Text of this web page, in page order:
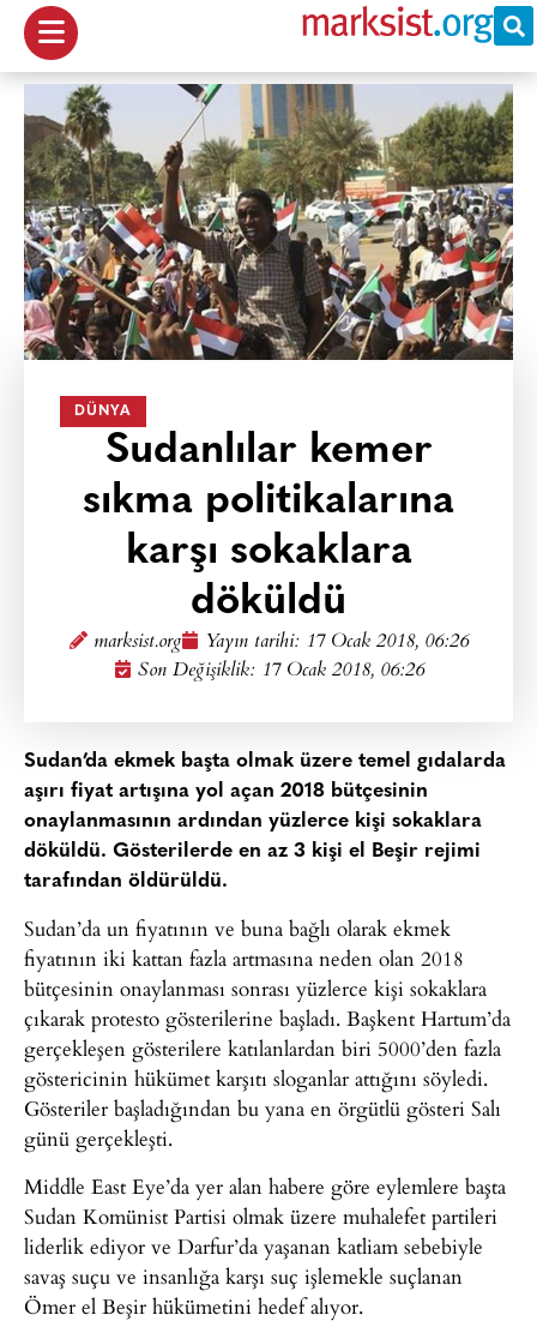
DÜNYA
Sudanlılar kemer
sıkma politikalarına
karşı sokaklara
döküldü
marksist.org Yayın tarihi: 17 Ocak 2018, 06:26
Son Değişiklik: 17 Ocak 2018, 06:26
Sudan’da ekmek başta olmak üzere temel gıdalarda
aşırı fiyat artışına yol açan 2018 bütçesinin
onaylanmasının ardından yüzlerce kişi sokaklara
döküldü. Gösterilerde en az 3 kişi el Beşir rejimi
tarafından öldürüldü.
Sudan’da un fiyatının ve buna bağlı olarak ekmek
fiyatının iki kattan fazla artmasına neden olan 2018
bütçesinin onaylanması sonrası yüzlerce kişi sokaklara
çıkarak protesto gösterilerine başladı. Başkent Hartum’da
gerçekleşen gösterilere katılanlardan biri 5000’den fazla
göstericinin hükümet karşıtı sloganlar attığını söyledi.
Gösteriler başladığından bu yana en örgütlü gösteri Salı
günü gerçekleşti.
Middle East Eye’da yer alan habere göre eylemlere başta
Sudan Komünist Partisi olmak üzere muhalefet partileri
liderlik ediyor ve Darfur’da yaşanan katliam sebebiyle
savaş suçu ve insanlığa karşı suç işlemekle suçlanan
Ömer el Beşir hükümetini hedef alıyor.